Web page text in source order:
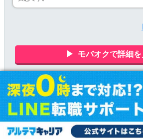
モバオクで詳細を
記事について指摘